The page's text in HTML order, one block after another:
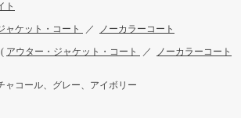
ト
ャケット・コート ／ ノーカラーコート
( アウター・ジャケット・コート ／
ノーカラーコート
ャコール、グレー、アイボリー